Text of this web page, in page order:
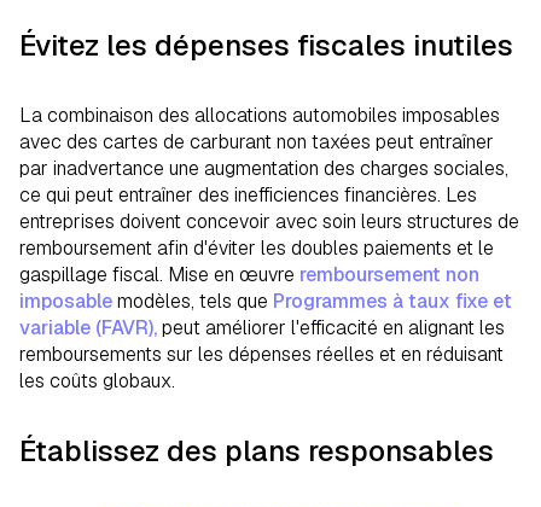
Évitez les dépenses fiscales inutiles
La combinaison des allocations automobiles imposables
avec des cartes de carburant non taxées peut entraîner
par inadvertance une augmentation des charges sociales,
ce qui peut entraîner des inefficiences financières. Les
entreprises doivent concevoir avec soin leurs structures de
remboursement afin d'éviter les doubles paiements et le
gaspillage fiscal. Mise en œuvre remboursement non
imposablemodèles, tels que Programmes à taux fixe et
variable (FAVR),peut améliorer l'efficacité en alignant les
remboursements sur les dépenses réelles et en réduisant
les coûts globaux.
Établissez des plans responsables